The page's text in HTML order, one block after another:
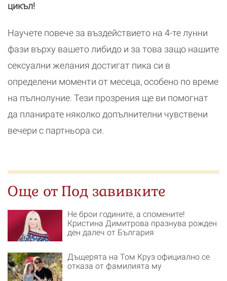
цикъл!
Научете повече за въздействието на 4-те лунни
фази върху вашето либидо и за това защо нашите
сексуални желания достигат пика си в
определени моменти от месеца, особено по време
на пълнолуние. Тези прозрения ще ви помогнат
да планирате няколко допълнителни чувствени
вечери с партньора си.
Още от Под завивките
Не брои годините, а спомените!
Кристина Димитрова празнува рожден
ден далеч от България
Дъщерята на Том Круз официално се
отказа от фамилията му